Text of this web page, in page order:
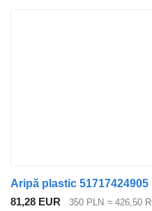
81,28 EUR 350 PLN ≈ 426,50